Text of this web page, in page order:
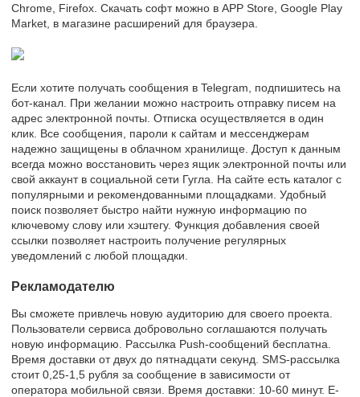
Chrome, Firefox. Скачать софт можно в APP Store, Google Play
Market, в магазине расширений для браузера.
Если хотите получать сообщения в Telegram, подпишитесь на
бот-канал. При желании можно настроить отправку писем на
адрес электронной почты. Отписка осуществляется в один
клик. Все сообщения, пароли к сайтам и мессенджерам
надежно защищены в облачном хранилище. Доступ к данным
всегда можно восстановить через ящик электронной почты или
свой аккаунт в социальной сети Гугла. На сайте есть каталог с
популярными и рекомендованными площадками. Удобный
поиск позволяет быстро найти нужную информацию по
ключевому слову или хэштегу. Функция добавления своей
ссылки позволяет настроить получение регулярных
уведомлений с любой площадки.
Рекламодателю
Вы сможете привлечь новую аудиторию для своего проекта.
Пользователи сервиса добровольно соглашаются получать
новую информацию. Рассылка Push-сообщений бесплатна.
Время доставки от двух до пятнадцати секунд. SMS-рассылка
стоит 0,25-1,5 рубля за сообщение в зависимости от
оператора мобильной связи. Время доставки: 10-60 минут. E-